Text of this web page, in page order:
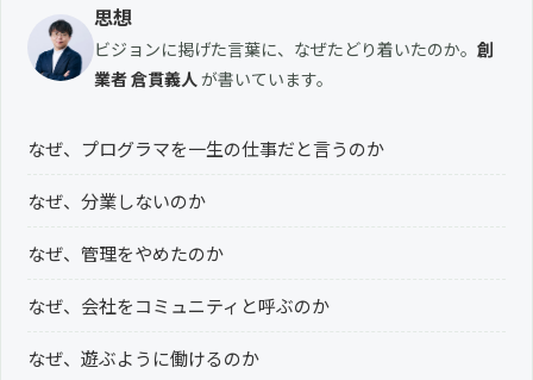
思想
ビジョンに掲げた言葉に、なぜたどり着いたのか。 創
業者 倉貫義人 が書いています。
なぜ、プログラマを一生の仕事だと言うのか
なぜ、分業しないのか
なぜ、管理をやめたのか
なぜ、会社をコミュニティと呼ぶのか
なぜ、遊ぶように働けるのか